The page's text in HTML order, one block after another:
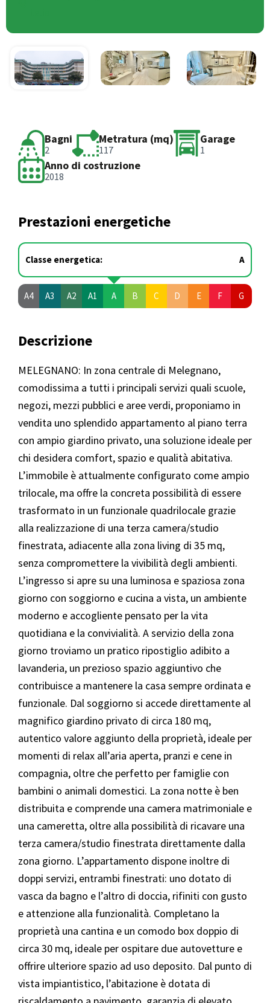
Bagni
2
Metratura (mq)
117
Garage
1
Anno di costruzione
2018
Prestazioni energetiche
Classe energetica: A
A4 A3 A2 A1 A B C D E F G
Descrizione
MELEGNANO: In zona centrale di Melegnano,
comodissima a tutti i principali servizi quali scuole,
negozi, mezzi pubblici e aree verdi, proponiamo in
vendita uno splendido appartamento al piano terra
con ampio giardino privato, una soluzione ideale per
chi desidera comfort, spazio e qualità abitativa.
L’immobile è attualmente configurato come ampio
trilocale, ma offre la concreta possibilità di essere
trasformato in un funzionale quadrilocale grazie
alla realizzazione di una terza camera/studio
finestrata, adiacente alla zona living di 35 mq,
senza compromettere la vivibilità degli ambienti.
L’ingresso si apre su una luminosa e spaziosa zona
giorno con soggiorno e cucina a vista, un ambiente
moderno e accogliente pensato per la vita
quotidiana e la convivialità. A servizio della zona
giorno troviamo un pratico ripostiglio adibito a
lavanderia, un prezioso spazio aggiuntivo che
contribuisce a mantenere la casa sempre ordinata e
funzionale. Dal soggiorno si accede direttamente al
magnifico giardino privato di circa 180 mq,
autentico valore aggiunto della proprietà, ideale per
momenti di relax all’aria aperta, pranzi e cene in
compagnia, oltre che perfetto per famiglie con
bambini o animali domestici. La zona notte è ben
distribuita e comprende una camera matrimoniale e
una cameretta, oltre alla possibilità di ricavare una
terza camera/studio finestrata direttamente dalla
zona giorno. L’appartamento dispone inoltre di
doppi servizi, entrambi finestrati: uno dotato di
vasca da bagno e l’altro di doccia, rifiniti con gusto
e attenzione alla funzionalità. Completano la
proprietà una cantina e un comodo box doppio di
circa 30 mq, ideale per ospitare due autovetture e
offrire ulteriore spazio ad uso deposito. Dal punto di
vista impiantistico, l’abitazione è dotata di